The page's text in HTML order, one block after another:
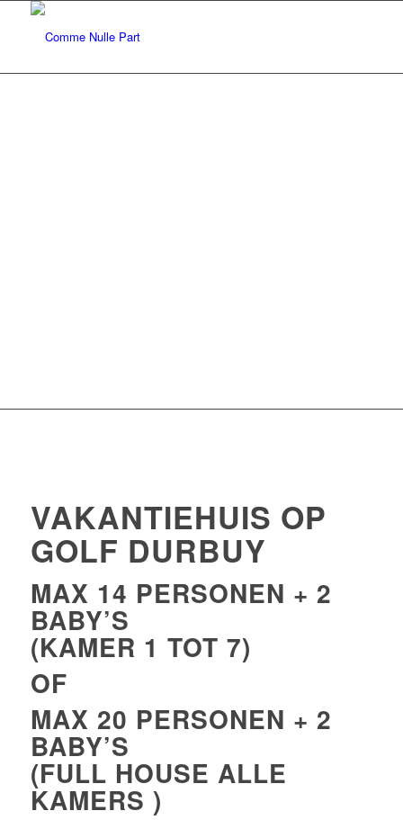
VAKANTIEHUIS OP
GOLF DURBUY
MAX 14 PERSONEN + 2
BABY’S
(KAMER 1 TOT 7)
OF
MAX 20 PERSONEN + 2
BABY’S
(FULL HOUSE ALLE
KAMERS )